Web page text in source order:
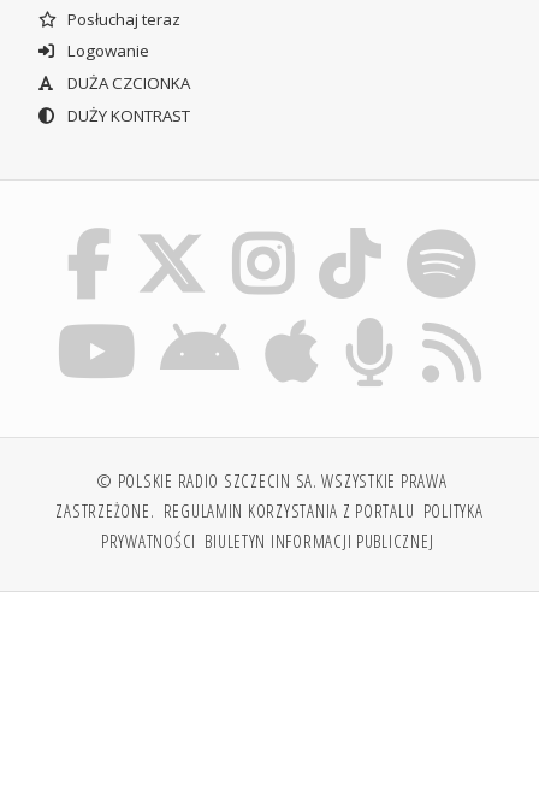
Posłuchaj teraz
Logowanie
DUŻA CZCIONKA
DUŻY KONTRAST
© POLSKIE RADIO SZCZECIN SA. WSZYSTKIE PRAWA
ZASTRZEŻONE. REGULAMIN KORZYSTANIA Z PORTALU POLITYKA
PRYWATNOŚCI BIULETYN INFORMACJI PUBLICZNEJ